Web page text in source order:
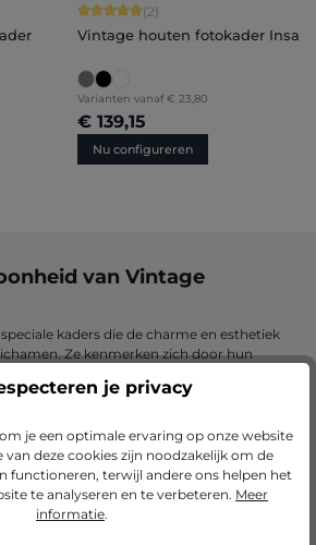
op 5 sterrenGemiddelde score van 5 op 5 sterren
(2)
Vintage houten fotokader Insa
Varianten vanaf € 23,80
€ 139,15
Nu configureren
van Vintage
kaders die de charme en esthetiek
Ze kenmerken zich door hun
kunstwerken en herinneringsstukken.
sfeer creëren en een brug slaan tussen
van Vintage Fotokaders
je privacy
je een optimale ervaring op onze website
deze cookies zijn noodzakelijk om de
functioneren, terwijl andere ons helpen het
te analyseren en te verbeteren. Meer
informatie.